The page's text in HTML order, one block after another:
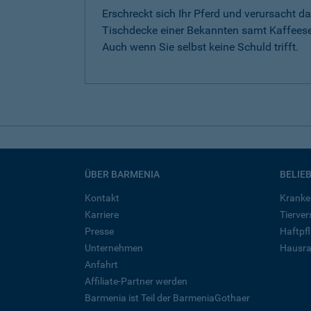
Erschreckt sich Ihr Pferd und verursacht
Tischdecke einer Bekannten samt
Auch wenn Sie selbst keine Schuld trifft.
ÜBER BARMENIA
Kontakt
Karriere
Presse
Unternehmen
Anfahrt
Affiliate-Partner werden
Barmenia ist Teil der BarmeniaGothaer